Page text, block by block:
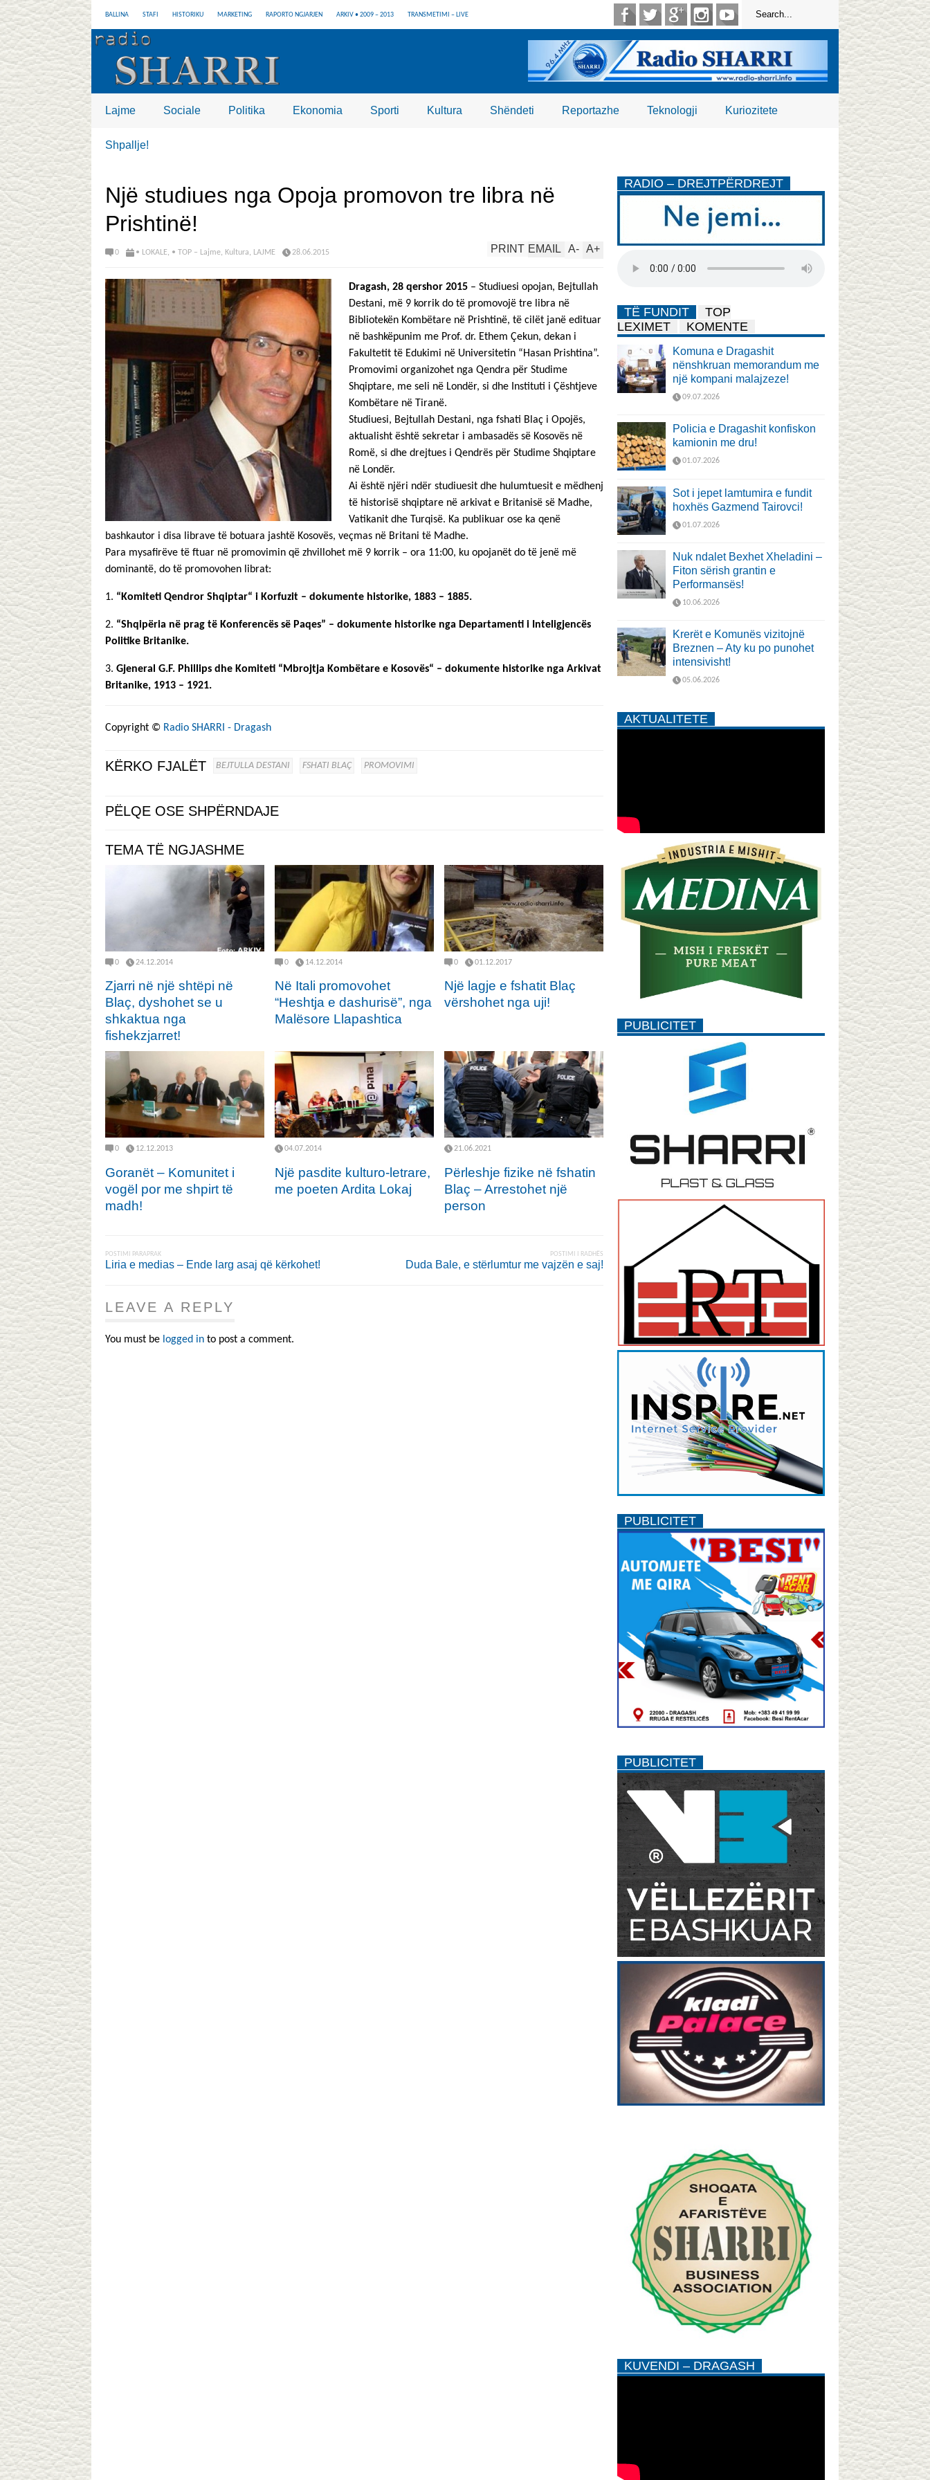
BALLINA STAFI HISTORIKU MARKETING RAPORTO NGJARJEN ARKIV • 2009 – 2013 TRANSMETIMI – LIVE
Lajme Sociale Politika Ekonomia Sporti Kultura Shëndeti Reportazhe Teknologji Kuriozitete
Shpallje!
Një studiues nga Opoja promovon tre libra në
Prishtinë!
0 • LOKALE, • TOP – Lajme, Kultura, LAJME 28.06.2015 A+
A-
EMAIL
PRINT
Dragash, 28 qershor 2015 – Studiuesi opojan, Bejtullah
Destani, më 9 korrik do të promovojë tre libra në
Bibliotekën Kombëtare në Prishtinë, të cilët janë edituar
në bashkëpunim me Prof. dr. Ethem Çekun, dekan i
Fakultetit të Edukimi në Universitetin “Hasan Prishtina”.
Promovimi organizohet nga Qendra për Studime
Shqiptare, me seli në Londër, si dhe Instituti i Çështjeve
Kombëtare në Tiranë.
Studiuesi, Bejtullah Destani, nga fshati Blaç i Opojës,
aktualisht është sekretar i ambasadës së Kosovës në
Romë, si dhe drejtues i Qendrës për Studime Shqiptare
në Londër.
Ai është njëri ndër studiuesit dhe hulumtuesit e mëdhenj
të historisë shqiptare në arkivat e Britanisë së Madhe,
Vatikanit dhe Turqisë. Ka publikuar ose ka qenë
bashkautor i disa librave të botuara jashtë Kosovës, veçmas në Britani të Madhe.
Para mysafirëve të ftuar në promovimin që zhvillohet më 9 korrik – ora 11:00, ku opojanët do të jenë më
dominantë, do të promovohen librat:
1. “Komiteti Qendror Shqiptar“ i Korfuzit – dokumente historike, 1883 – 1885.
2. “Shqipëria në prag të Konferencës së Paqes” – dokumente historike nga Departamenti i Inteligjencës
Politike Britanike.
3. Gjeneral G.F. Phillips dhe Komiteti “Mbrojtja Kombëtare e Kosovës“ – dokumente historike nga Arkivat
Britanike, 1913 – 1921.
Copyright © Radio SHARRI - Dragash
KËRKO FJALËT BEJTULLA DESTANI FSHATI BLAÇ PROMOVIMI
PËLQE OSE SHPËRNDAJE
TEMA TË NGJASHME
0 24.12.2014
Zjarri në një shtëpi në
Blaç, dyshohet se u
shkaktua nga
fishekzjarret!
0 14.12.2014
Në Itali promovohet
“Heshtja e dashurisë”, nga
Malësore Llapashtica
0 01.12.2017
Një lagje e fshatit Blaç
vërshohet nga uji!
0 12.12.2013
Goranët – Komunitet i
vogël por me shpirt të
madh!
04.07.2014
Një pasdite kulturo-letrare,
me poeten Ardita Lokaj
21.06.2021
Përleshje fizike në fshatin
Blaç – Arrestohet një
person
POSTIMI PARAPRAK
Liria e medias – Ende larg asaj që kërkohet!
POSTIMI I RADHËS
Duda Bale, e stërlumtur me vajzën e saj!
LEAVE A REPLY
You must be logged in to post a comment.
RADIO – DREJTPËRDREJT
TË FUNDIT
TOP
LEXIMET
KOMENTE
Komuna e Dragashit
nënshkruan memorandum me
një kompani malajzeze!
09.07.2026
Policia e Dragashit konfiskon
kamionin me dru!
01.07.2026
Sot i jepet lamtumira e fundit
hoxhës Gazmend Tairovci!
01.07.2026
Nuk ndalet Bexhet Xheladini –
Fiton sërish grantin e
Performansës!
10.06.2026
Krerët e Komunës vizitojnë
Breznen – Aty ku po punohet
intensivisht!
05.06.2026
AKTUALITETE
PUBLICITET
PUBLICITET
PUBLICITET
KUVENDI – DRAGASH